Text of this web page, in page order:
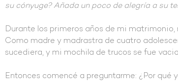
su cónyuge? Añada un poco de alegría a su
Durante los primeros años de mi
Como madre y madrastra de cuatro
sucediera, y mi mochila de trucos se fue
Entonces comencé a preguntarme: ¿Por qué